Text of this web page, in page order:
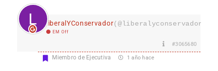
LiberalYConservador
EM Off
#3065680
Miembro de Ejecutiva 1 año hace